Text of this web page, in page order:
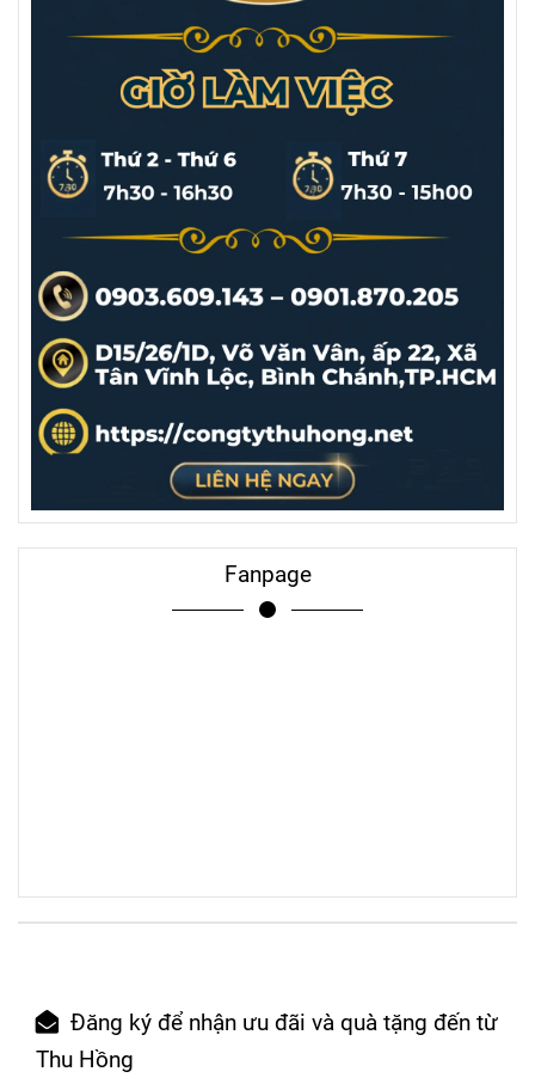
Fanpage
Đăng ký để nhận ưu đãi và quà tặng đến từ
Thu Hồng